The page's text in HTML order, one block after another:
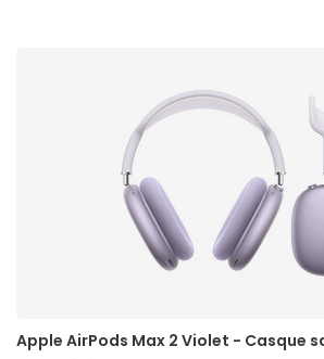
Apple AirPods Max 2 Violet - Casque